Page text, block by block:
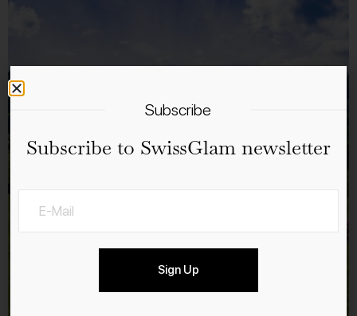
Subscribe
Subscribe to SwissGlam newsletter
Sign Up